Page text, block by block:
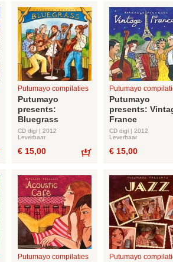
Putumayo compilaties
Putumayo
presents:
Bluegrass
CD digi | 2012
Leverbaar
€ 15,00
Putumayo
Putumayo
presents:
France
CD digi | 2012
Leverbaar
€ 15,00
Putumayo compilaties Putumayo